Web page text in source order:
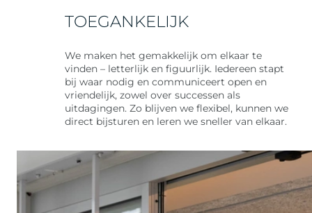
TOEGANKELIJK
We maken het gemakkelijk om elkaar te
vinden – letterlijk en figuurlijk. Iedereen stapt
bij waar nodig en communiceert open en
vriendelijk, zowel over successen als
uitdagingen. Zo blijven we flexibel, kunnen we
direct bijsturen en leren we sneller van elkaar.